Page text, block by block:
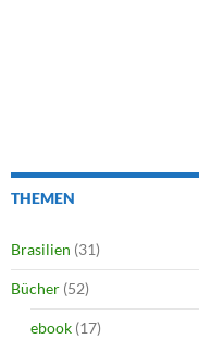
THEMEN
Brasilien (31)
Bücher (52)
ebook (17)